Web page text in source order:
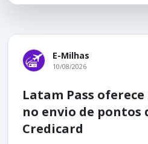
E-Milhas
10/08/2026
Latam Pass oferece
no envio de pontos
Credicard